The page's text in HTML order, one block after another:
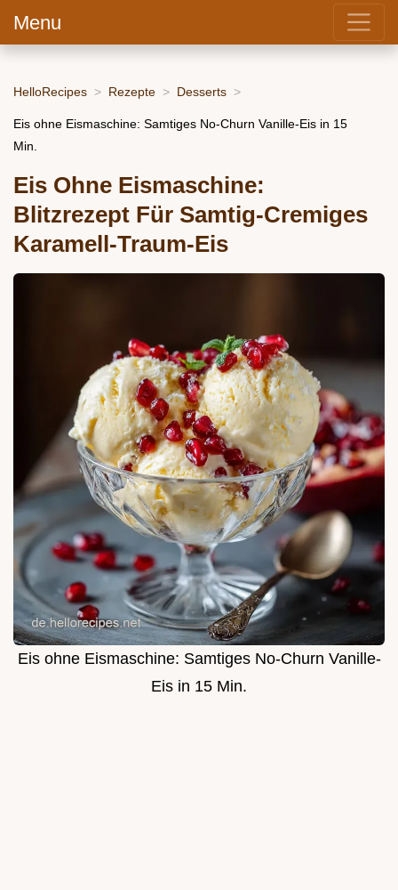
Menu
HelloRecipes Rezepte Desserts
Eis ohne Eismaschine: Samtiges No-Churn Vanille-Eis in 15
Min.
Eis Ohne Eismaschine:
Blitzrezept Für Samtig-Cremiges
Karamell-Traum-Eis
Eis ohne Eismaschine: Samtiges No-Churn Vanille-
Eis in 15 Min.